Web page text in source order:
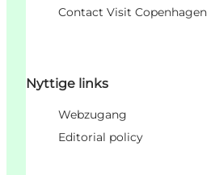
Contact Visit Copenhagen
Nyttige links
Webzugang
Editorial policy